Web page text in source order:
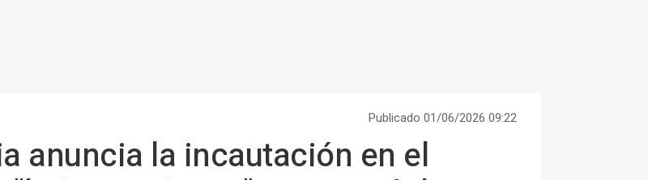
Publicado 01/06/2026 09:22
anuncia la incautación en el